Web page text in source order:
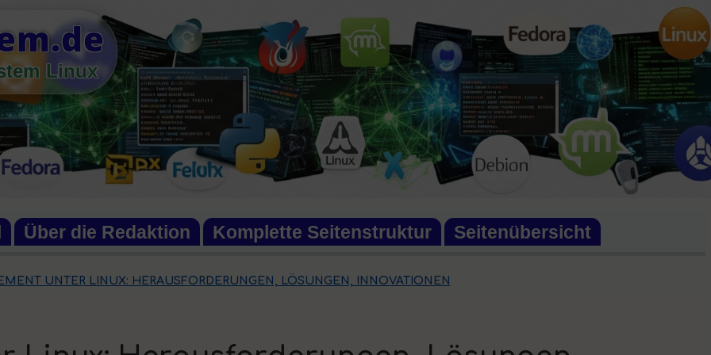
Linux
Über die Redaktion Komplette Seitenstruktur Seitenübersicht
UNTER LINUX: HERAUSFORDERUNGEN, LÖSUNGEN, INNOVATIONEN